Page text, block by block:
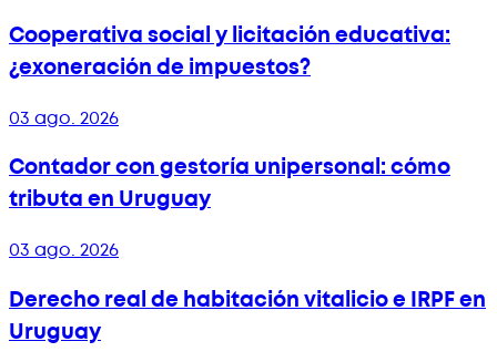
Cooperativa social y licitación educativa:
¿exoneración de impuestos?
03 ago. 2026
Contador con gestoría unipersonal: cómo
tributa en Uruguay
03 ago. 2026
Derecho real de habitación vitalicio e IRPF en
Uruguay